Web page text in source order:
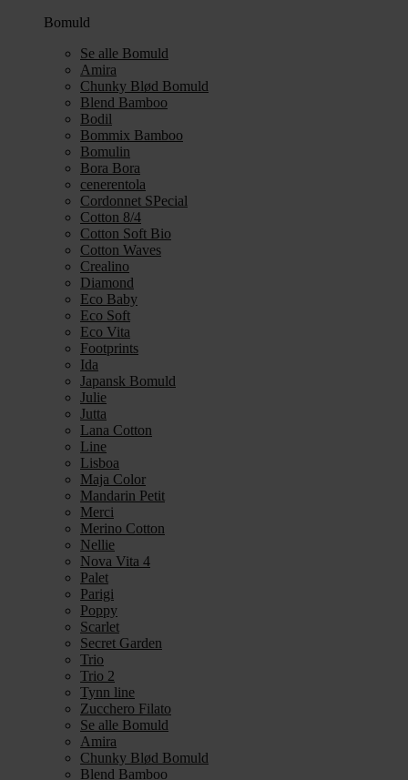
Bomuld
Se alle Bomuld
Amira
Chunky Blød Bomuld
Blend Bamboo
Bodil
Bommix Bamboo
Bomulin
Bora Bora
cenerentola
Cordonnet SPecial
Cotton 8/4
Cotton Soft Bio
Cotton Waves
Crealino
Diamond
Eco Baby
Eco Soft
Eco Vita
Footprints
Ida
Japansk Bomuld
Julie
Jutta
Lana Cotton
Line
Lisboa
Maja Color
Mandarin Petit
Merci
Merino Cotton
Nellie
Nova Vita 4
Palet
Parigi
Poppy
Scarlet
Secret Garden
Trio
Trio 2
Tynn line
Zucchero Filato
Se alle Bomuld
Amira
Chunky Blød Bomuld
Blend Bamboo